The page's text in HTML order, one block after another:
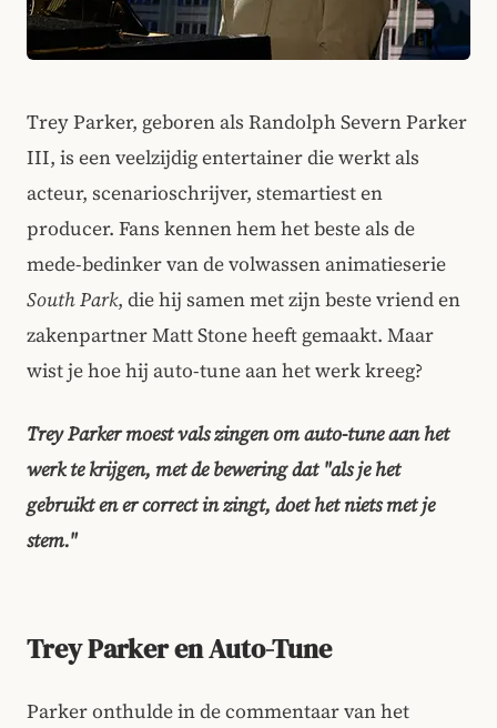
Trey Parker, geboren als Randolph Severn Parker
III, is een veelzijdig entertainer die werkt als
acteur, scenarioschrijver, stemartiest en
producer. Fans kennen hem het beste als de
mede-bedinker van de volwassen animatieserie
South Park, die hij samen met zijn beste vriend en
zakenpartner Matt Stone heeft gemaakt. Maar
wist je hoe hij auto-tune aan het werk kreeg?
Trey Parker moest vals zingen om auto-tune aan het
werk te krijgen, met de bewering dat "als je het
gebruikt en er correct in zingt, doet het niets met je
stem."
Trey Parker en Auto-Tune
Parker onthulde in de commentaar van het